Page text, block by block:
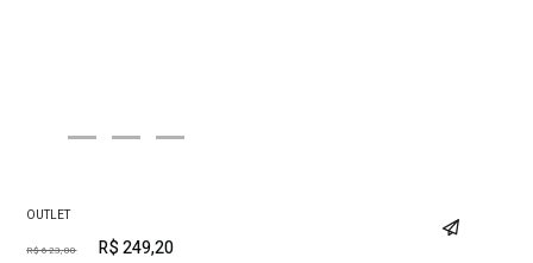
OUTLET
R$ 623,00 R$ 249,20